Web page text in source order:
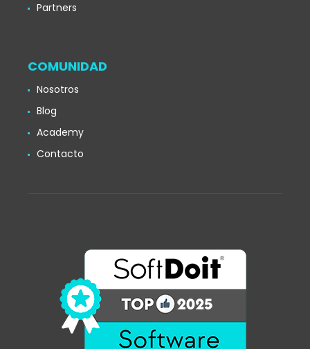
Partners
COMUNIDAD
Nosotros
Blog
Academy
Contacto